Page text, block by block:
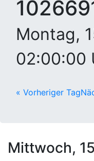
Montag,
02:00:00
« Vorheriger Tag
Mittwoch,